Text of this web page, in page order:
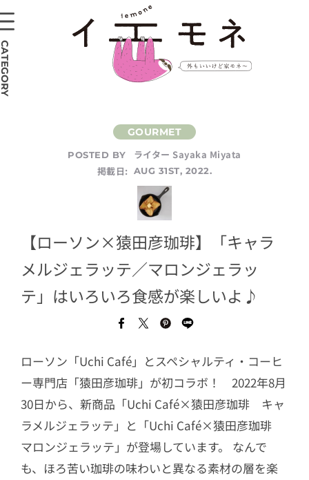
POSTED BY
ライター Sayaka Miyata
掲載日:
AUG 31ST, 2022.
【ローソン×猿田彦珈琲】「キャラ
メルジェラッテ／マロンジェラッ
テ」はいろいろ食感が楽しいよ♪
ローソン「Uchi Café」とスペシャルティ・コーヒ
ー専門店「猿田彦珈琲」が初コラボ！ 2022年8月
30日から、新商品「Uchi Café×猿田彦珈琲 キャ
ラメルジェラッテ」と「Uchi Café×猿田彦珈琲
マロンジェラッテ」が登場しています。 なんで
も、ほろ苦い珈琲の味わいと異なる素材の層を楽